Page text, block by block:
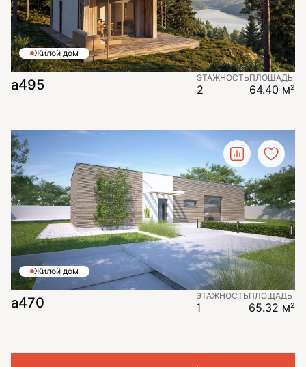
Жилой дом
а495 ЭТАЖНОСТЬ
2
ПЛОЩАДЬ
64.40 м²
Жилой дом
а470 ЭТАЖНОСТЬ
1
ПЛОЩАДЬ
65.32 м²